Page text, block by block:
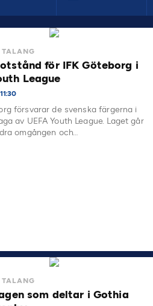
TALANG
för IFK Göteborg i
League
försvarar de svenska färgerna i
av UEFA Youth League. Laget går
omgången och…
TALANG
som deltar i Gothia